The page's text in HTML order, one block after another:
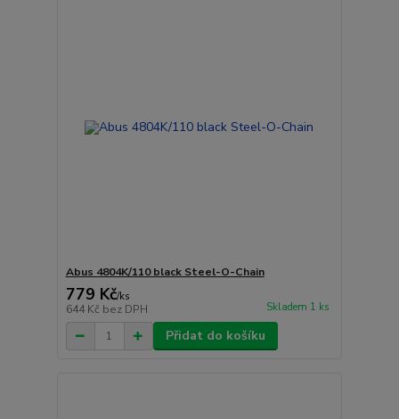
Abus 4804K/110 black Steel-O-Chain
779 Kč/ks
644 Kč bez DPH Skladem 1 ks
Přidat do košíku